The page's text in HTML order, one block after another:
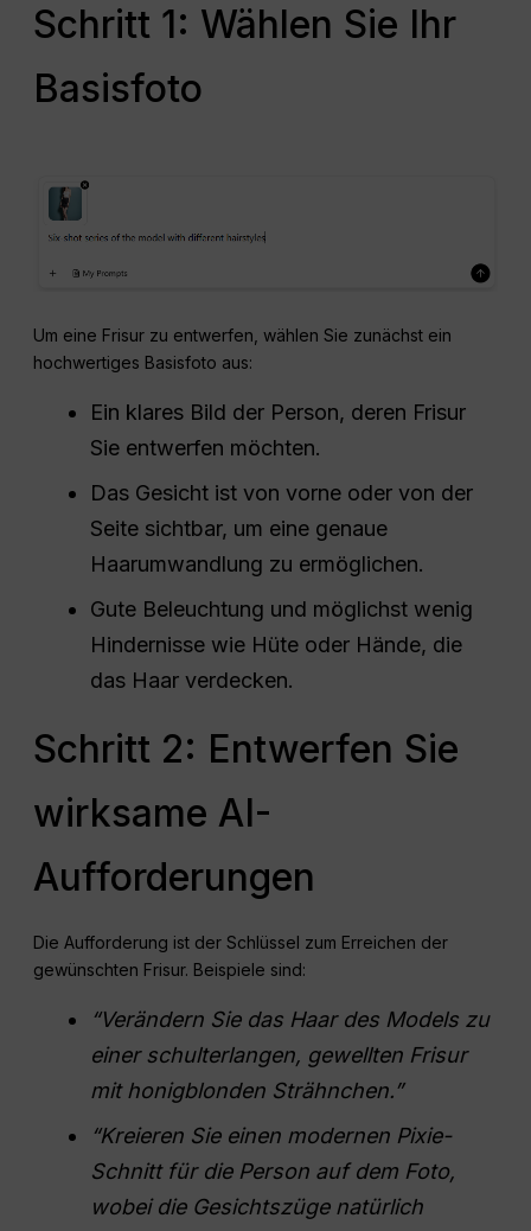
Schritt 1: Wählen Sie Ihr
Basisfoto
Um eine Frisur zu entwerfen, wählen Sie zunächst ein
hochwertiges Basisfoto aus:
Ein klares Bild der Person, deren Frisur
Sie entwerfen möchten.
Das Gesicht ist von vorne oder von der
Seite sichtbar, um eine genaue
Haarumwandlung zu ermöglichen.
Gute Beleuchtung und möglichst wenig
Hindernisse wie Hüte oder Hände, die
das Haar verdecken.
Schritt 2: Entwerfen Sie
wirksame AI-
Aufforderungen
Die Aufforderung ist der Schlüssel zum Erreichen der
gewünschten Frisur. Beispiele sind:
“Verändern Sie das Haar des Models zu
einer schulterlangen, gewellten Frisur
mit honigblonden Strähnchen.”
“Kreieren Sie einen modernen Pixie-
Schnitt für die Person auf dem Foto,
wobei die Gesichtszüge natürlich